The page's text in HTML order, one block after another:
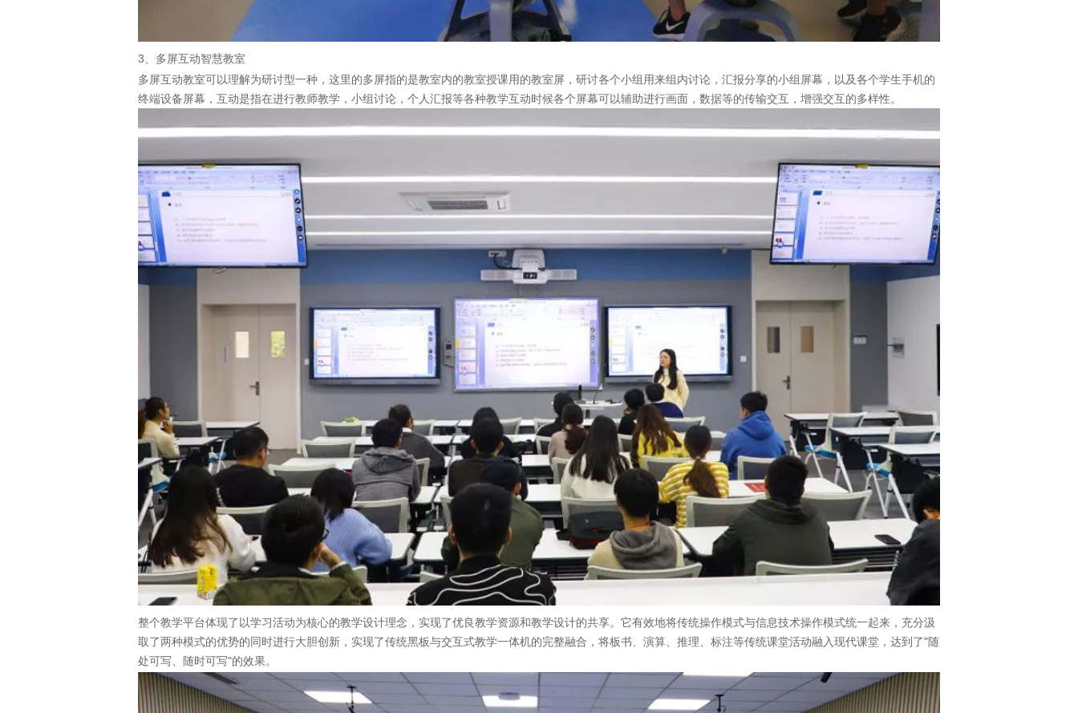
3、多屏互动智慧教室
多屏互动教室可以理解为研讨型一种，这里的多屏指的是教室内的教室授课用的教室屏，研讨各个小组用来组内讨论，汇报分享的小组屏幕，以及各个学生手机的
终端设备屏幕，互动是指在进行教师教学，小组讨论，个人汇报等各种教学互动时候各个屏幕可以辅助进行画面，数据等的传输交互，增强交互的多样性。
整个教学平台体现了以学习活动为核心的教学设计理念，实现了优良教学资源和教学设计的共享。它有效地将传统操作模式与信息技术操作模式统一起来，充分汲
取了两种模式的优势的同时进行大胆创新，实现了传统黑板与交互式教学一体机的完整融合，将板书、演算、推理、标注等传统课堂活动融入现代课堂，达到了"随
处可写、随时可写"的效果。